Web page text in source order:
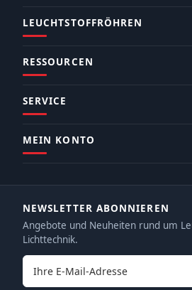
LEUCHTSTOFFRÖHREN
RESSOURCEN
SERVICE
MEIN KONTO
NEWSLETTER ABONNIEREN
Angebote und Neuheiten rund um
Lichttechnik.
E-Mail-Adresse